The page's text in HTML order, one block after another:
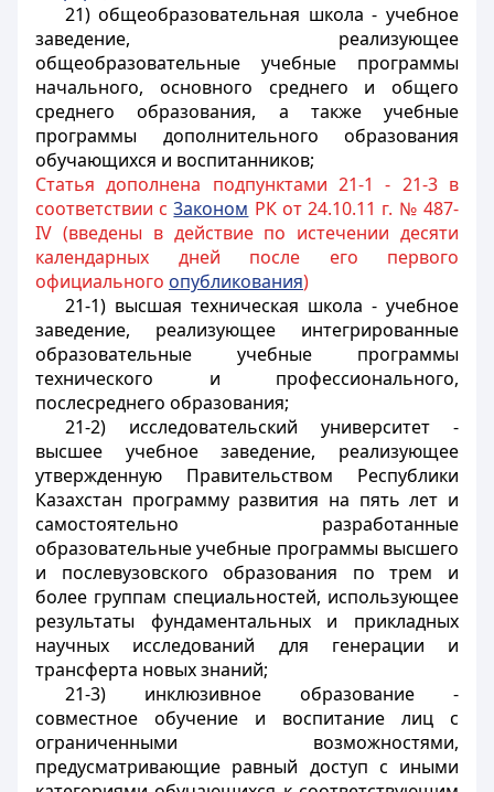
21) общеобразовательная школа - учебное
заведение, реализующее
общеобразовательные учебные программы
начального, основного среднего и общего
среднего образования, а также учебные
программы дополнительного образования
обучающихся и воспитанников;
Статья дополнена подпунктами 21-1 - 21-3 в
соответствии с3аконом РК от 24.10.11 г. № 487-
IV (введены в действие по истечении десяти
календарных дней после его первого
официального опубликования)
21-1) высшая техническая школа - учебное
заведение, реализующее интегрированные
образовательные учебные программы
технического и профессионального,
послесреднего образования;
21-2) исследовательский университет -
высшее учебное заведение, реализующее
утвержденную Правительством Республики
Казахстан программу развития на пять лет и
самостоятельно разработанные
образовательные учебные программы высшего
и послевузовского образования по трем и
более группам специальностей, использующее
результаты фундаментальных и прикладных
научных исследований для генерации и
трансферта новых знаний;
21-3) инклюзивное образование -
совместное обучение и воспитание лиц с
ограниченными возможностями,
предусматривающие равный доступ с иными